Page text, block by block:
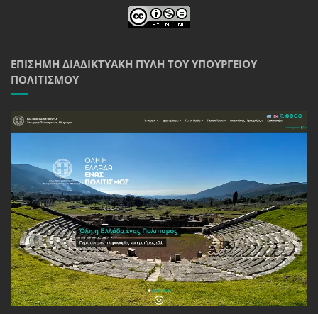
ΕΠΊΣΗΜΗ ΔΙΑΔΙΚΤΥΑΚΉ ΠΎΛΗ ΤΟΥ ΥΠΟΥΡΓΕΊΟΥ
ΠΟΛΙΤΙΣΜΟΎ